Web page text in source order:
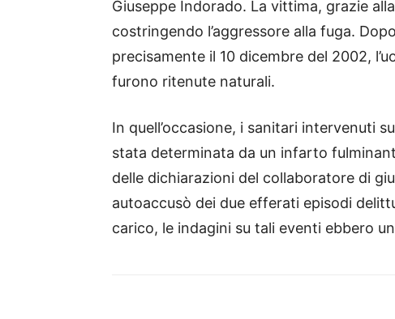
Giuseppe Indorado. La vittima, grazie
costringendo l’aggressore alla fuga.
precisamente il 10 dicembre del 2002,
furono ritenute naturali.
In quell’occasione, i sanitari intervenuti
stata determinata da un infarto
delle dichiarazioni del collaboratore di
autoaccusò dei due efferati episodi
carico, le indagini su tali eventi ebbero